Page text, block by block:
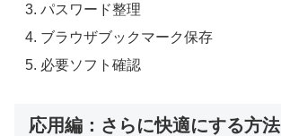
パスワード整理
ブラウザブックマーク保存
必要ソフト確認
応用編：さらに快適にする方法